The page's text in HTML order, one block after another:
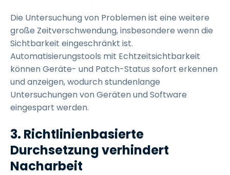
Die Untersuchung von Problemen ist eine weitere
große Zeitverschwendung, insbesondere wenn die
Sichtbarkeit eingeschränkt ist.
Automatisierungstools mit Echtzeitsichtbarkeit
können Geräte- und Patch-Status sofort erkennen
und anzeigen, wodurch stundenlange
Untersuchungen von Geräten und Software
eingespart werden.
3. Richtlinienbasierte
Durchsetzung verhindert
Nacharbeit